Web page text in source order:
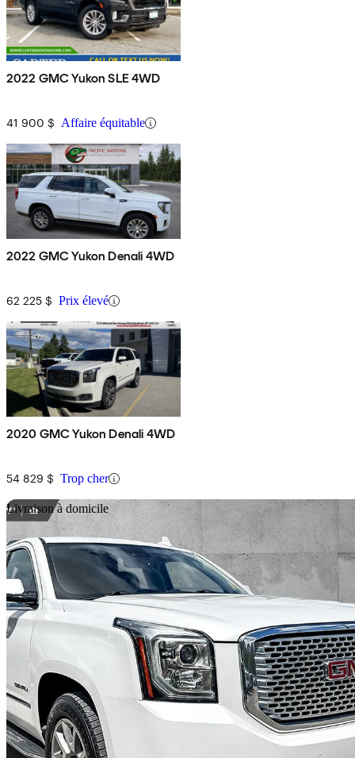
2022 GMC Yukon SLE 4WD
41 900 $ Affaire équitable
2022 GMC Yukon Denali 4WD
62 225 $ Prix élevé
2020 GMC Yukon Denali 4WD
54 829 $ Trop cher
Livraison à domicile
2017 GMC Yukon